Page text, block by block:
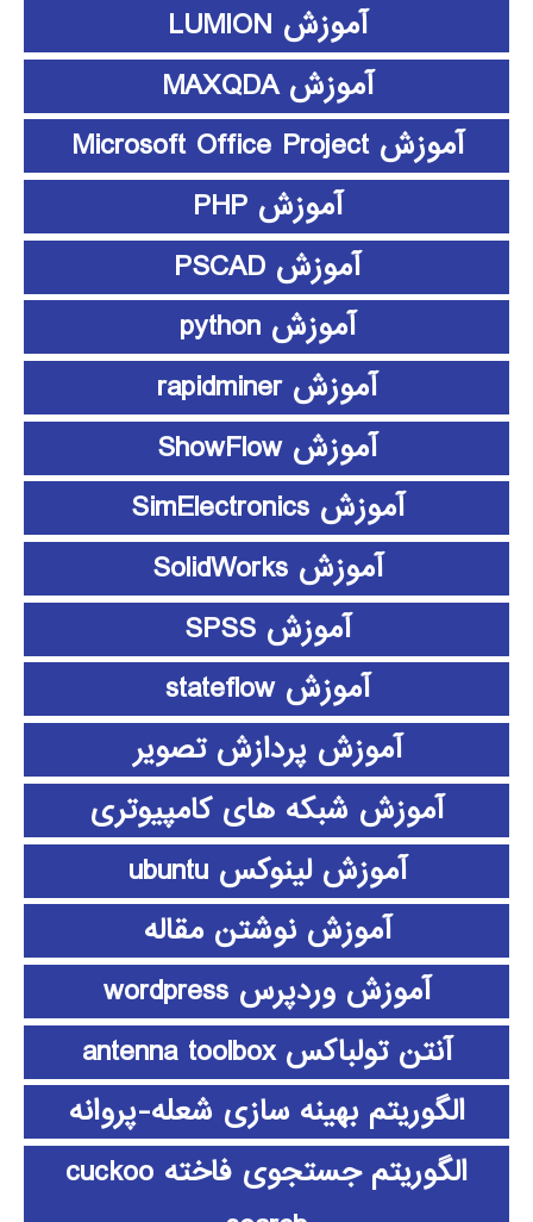
آموزش LUMION
آموزش MAXQDA
آموزش Microsoft Office Project
آموزش PHP
آموزش PSCAD
آموزش python
آموزش rapidminer
آموزش ShowFlow
آموزش SimElectronics
آموزش SolidWorks
آموزش SPSS
آموزش stateflow
آموزش پردازش تصویر
آموزش شبکه های کامپیوتری
آموزش لینوکس ubuntu
آموزش نوشتن مقاله
آموزش وردپرس wordpress
آنتن تولباکس antenna toolbox
الگوریتم بهینه سازی شعله-پروانه
الگوریتم جستجوی فاخته cuckoo